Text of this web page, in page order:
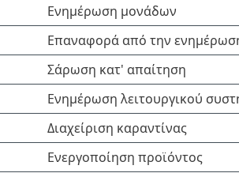
Ενημέρωση μονάδων
Επαναφορά από την
Σάρωση κατ' απαίτηση
Ενημέρωση λειτουργικού
Διαχείριση καραντίνας
Ενεργοποίηση προϊόντος